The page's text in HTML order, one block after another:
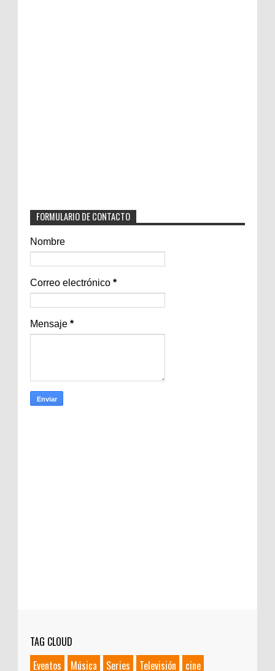
FORMULARIO DE CONTACTO
Nombre
Correo electrónico *
Mensaje *
TAG CLOUD
Eventos
Música Series Televisión cine